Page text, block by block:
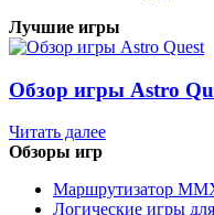
Лучшие игры
Обзор игры Astro
Читать далее
Обзоры игр
Маршрутизатор
Логические игры